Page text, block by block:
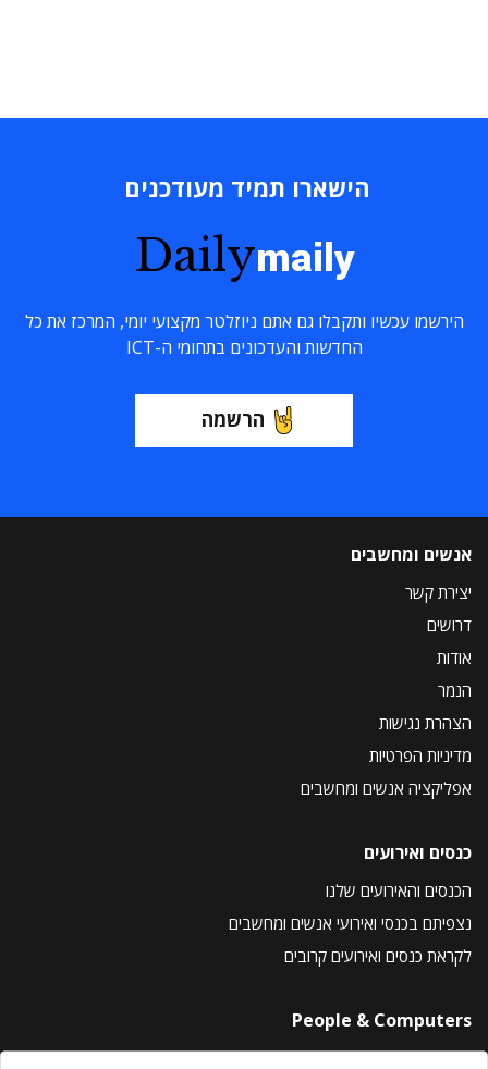
הישארו תמיד מעודכנים
Dailymaily
הירשמו עכשיו ותקבלו גם אתם ניוזלטר מקצועי יומי, המרכז את כל
החדשות והעדכונים בתחומי ה-ICT
הרשמה
אנשים ומחשבים
יצירת קשר
דרושים
אודות
הנמר
הצהרת נגישות
מדיניות הפרטיות
אפליקציה אנשים ומחשבים
כנסים ואירועים
הכנסים והאירועים שלנו
נצפיתם בכנסי ואירועי אנשים ומחשבים
לקראת כנסים ואירועים קרובים
People & Computers
About Us